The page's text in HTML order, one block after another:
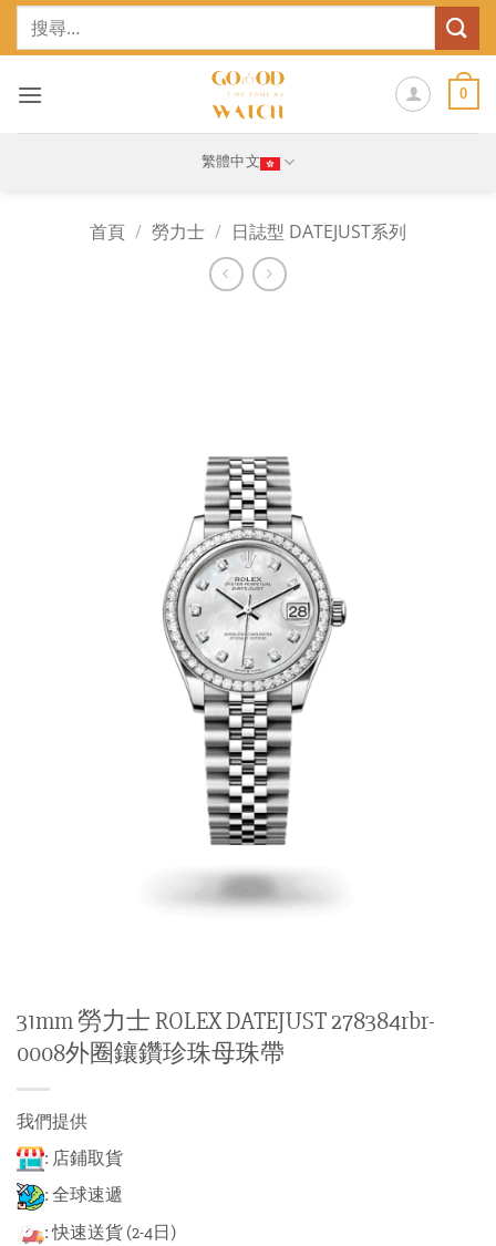
Skip
鍵
0
繁體中文
首頁 / 勞力士 / 日誌型 DATEJUST系列
31mm 勞力士 ROLEX DATEJUST 278384rbr-
0008外圈鑲鑽珍珠母珠帶
我們提供
: 店鋪取貨
: 全球速遞
: 快速送貨 (2-4日)